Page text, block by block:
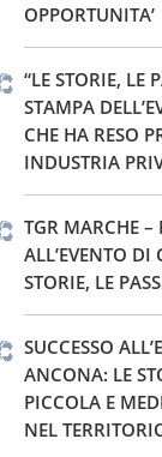
OPPORTUNITA’
“LE STORIE, LE
STAMPA
CHE HA RESO
INDUSTRIA
TGR MARCHE –
ALL’EVENTO
STORIE, LE
SUCCESSO
ANCONA: LE
PICCOLA E
NEL